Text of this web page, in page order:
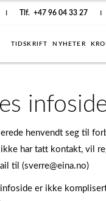
I Tlf. +47 96 04 33 27 I
TIDSKRIFT NYHETER
henvendt seg til
har tatt kontakt, vil
til (sverre@eina.no)
er ikke